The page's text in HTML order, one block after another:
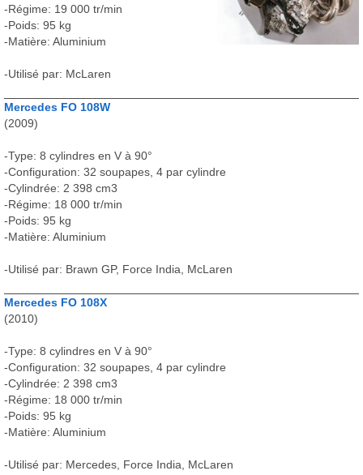
-Régime: 19 000 tr/min
-Poids: 95 kg
-Matière: Aluminium
-Utilisé par: McLaren
Mercedes FO 108W
(2009)
-Type: 8 cylindres en V à 90°
-Configuration: 32 soupapes, 4 par cylindre
-Cylindrée: 2 398 cm3
-Régime: 18 000 tr/min
-Poids: 95 kg
-Matière: Aluminium
-Utilisé par: Brawn GP, Force India, McLaren
Mercedes FO 108X
(2010)
-Type: 8 cylindres en V à 90°
-Configuration: 32 soupapes, 4 par cylindre
-Cylindrée: 2 398 cm3
-Régime: 18 000 tr/min
-Poids: 95 kg
-Matière: Aluminium
-Utilisé par: Mercedes, Force India, McLaren